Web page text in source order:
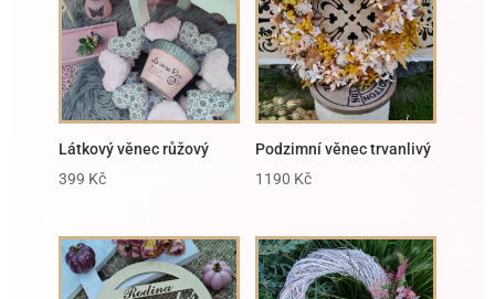
Látkový věnec růžový
399 Kč
Podzimní věnec trvanlivý
1190 Kč